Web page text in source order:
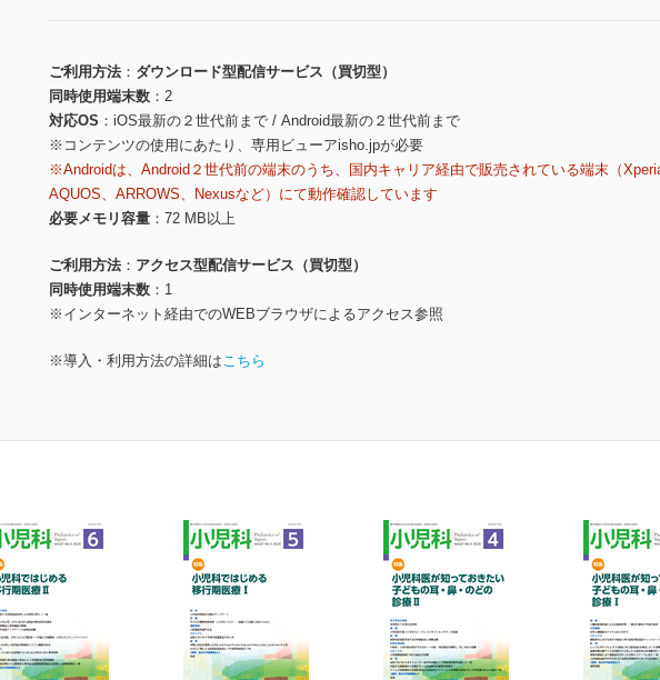
ご利用方法
ダウンロード型配信サービス（買切型）
同時使用端末数
2
対応OS
iOS最新の２世代前まで / Android最新の２世代前まで
※コンテンツの使用にあたり、専用ビューアisho.jpが必要
※Androidは、Android２世代前の端末のうち、国内キャリア経由で販売されている端末（
AQUOS、ARROWS、Nexusなど）にて動作確認しています
必要メモリ容量
72 MB以上
ご利用方法
アクセス型配信サービス（買切型）
同時使用端末数
1
※インターネット経由でのWEBブラウザによるアクセス参照
※導入・利用方法の詳細はこちら